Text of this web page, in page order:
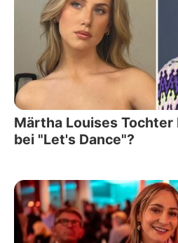
Märtha Louises Tochter
bei "Let's Dance"?